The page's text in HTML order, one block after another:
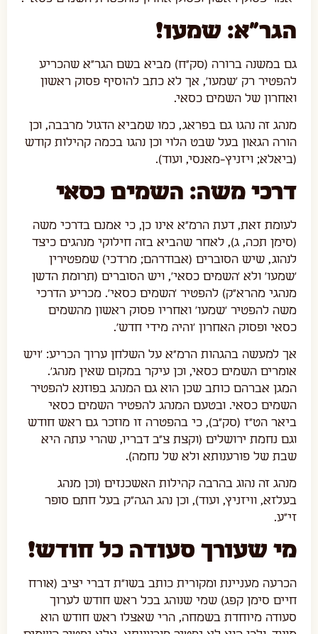
הגר"א: שמעו!
גם במשנה ברורה (סק"ח) מביא בשם הגר"א שהכריע
להפטיר רק 'שמעו', אך לא כתב להוסיף פסוק ראשון
ואחרון של השמים כסאי.
מנהג זה נהגו גם בפראג, כמו שמביא הדגול מרבבה, וכן
הורה הגאון בעל שבט הלוי וכן נהגו בכמה קהילות קודש
(ביאלא; ויזניץ-מאנסי, ועוד).
דרכי משה: השמים כסאי
לעומת זאת, דעת הרמ"א אינו כן, כי אמנם בדרכי משה
(סימן תכה, ג), לאחר שהביא בזה חילוקי מנהגים כיצד
לנהוג, שיש הסוברים (אבודרהם; מרדכי) שמפטירין
'שמעו' ולא 'השמים כסאי', ויש הסוברים (תרומת הדשן
מנהגי מהרא"ק) להפטיר 'השמים כסאי'. מכריע הדרכי
משה להפטיר 'שמעו' ואחריו פסוק ראשון מהשמים
כסאי ופסוק האחרון 'והיה מידי חדש'.
אך למעשה בהגהות הרמ"א על השלחן ערוך הכריע: 'ויש
אומרים השמים כסאי, וכן עיקר במקום שאין מנהג'.
המגן אברהם כותב שכן הוא גם המנהג בפוזנא להפטיר
השמים כסאי. ובטעם המנהג להפטיר השמים כסאי
ביאר הט"ז (סק"ב), כי בהפטרה זו מוזכר גם ראש חודש
וגם נחמת ירושלים (וקצת צ"ב דבריו, שהרי עתה היא
שבת של פורענותא ולא של נחמה).
מנהג זה נהוג בהרבה קהילות האשכנזים (וכן מנהג
בעלזא, וויזניץ, ועוד), וכן נהג הגה"ק בעל חתם סופר
זי"ע.
מי שעורך סעודה כל חודש!
הכרעה מעניינת ומקורית כותב בשו"ת דברי יציב (אורח
חיים סימן קפג) שמי שנוהג בכל ראש חודש לערוך
סעודה מיוחדת בשמחה, הרי שאצלו ראש חודש הוא